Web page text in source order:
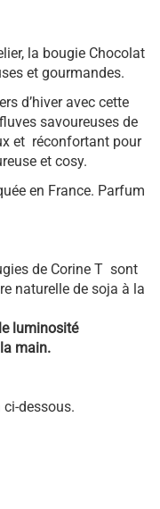
la bougie Chocolat
et gourmandes.
d’hiver avec cette
savoureuses de
et réconfortant pour
et cosy.
en France. Parfum
de Corine T sont
naturelle de soja à la
luminosité
main.
dessous.